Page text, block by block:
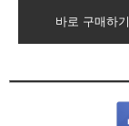
바로 구매하기